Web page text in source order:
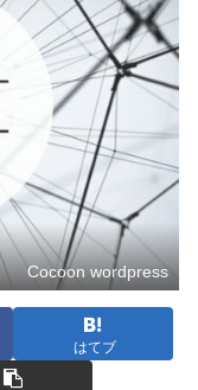
Cocoon wordpress
はてブ